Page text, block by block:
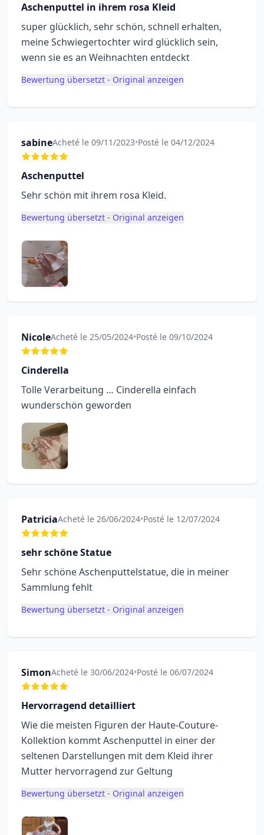
Aschenputtel in ihrem rosa Kleid
super glücklich, sehr schön, schnell erhalten,
meine Schwiegertochter wird glücklich sein,
wenn sie es an Weihnachten entdeckt
Bewertung übersetzt - Original anzeigen
sabineAcheté le 09/11/2023•Posté le 04/12/2024
Aschenputtel
Sehr schön mit ihrem rosa Kleid.
Bewertung übersetzt - Original anzeigen
NicoleAcheté le 25/05/2024•Posté le 09/10/2024
Cinderella
Tolle Verarbeitung … Cinderella einfach
wunderschön geworden
PatriciaAcheté le 26/06/2024•Posté le 12/07/2024
sehr schöne Statue
Sehr schöne Aschenputtelstatue, die in meiner
Sammlung fehlt
Bewertung übersetzt - Original anzeigen
SimonAcheté le 30/06/2024•Posté le 06/07/2024
Hervorragend detailliert
Wie die meisten Figuren der Haute-Couture-
Kollektion kommt Aschenputtel in einer der
seltenen Darstellungen mit dem Kleid ihrer
Mutter hervorragend zur Geltung
Bewertung übersetzt - Original anzeigen